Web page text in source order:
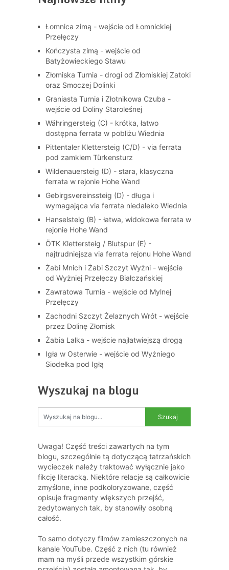
Łomnica zimą - wejście od Łomnickiej
Przełęczy
Kończysta zimą - wejście od
Batyżowieckiego Stawu
Złomiska Turnia - drogi od Złomiskiej Zatoki
oraz Smoczej Dolinki
Graniasta Turnia i Złotnikowa Czuba -
wejście od Doliny Staroleśnej
Währingersteig (C) - krótka, łatwo
dostępna ferrata w pobliżu Wiednia
Pittentaler Klettersteig (C/D) - via ferrata
pod zamkiem Türkensturz
Wildenauersteig (D) - stara, klasyczna
ferrata w rejonie Hohe Wand
Gebirgsvereinssteig (D) - długa i
wymagająca via ferrata niedaleko Wiednia
Hanselsteig (B) - łatwa, widokowa ferrata w
rejonie Hohe Wand
ÖTK Klettersteig / Blutspur (E) -
najtrudniejsza via ferrata rejonu Hohe Wand
Żabi Mnich i Żabi Szczyt Wyżni - wejście
od Wyżniej Przełęczy Białczańskiej
Zawratowa Turnia - wejście od Mylnej
Przełęczy
Zachodni Szczyt Żelaznych Wrót - wejście
przez Dolinę Złomisk
Żabia Lalka - wejście najłatwiejszą drogą
Igła w Osterwie - wejście od Wyżniego
Siodełka pod Igłą
Wyszukaj na blogu
Uwaga! Część treści zawartych na tym
blogu, szczególnie tą dotyczącą tatrzańskich
wycieczek należy traktować wyłącznie jako
fikcję literacką. Niektóre relacje są całkowicie
zmyślone, inne podkoloryzowane, część
opisuje fragmenty większych przejść,
zedytowanych tak, by stanowiły osobną
całość.
To samo dotyczy filmów zamieszczonych na
kanale YouTube. Część z nich (tu również
mam na myśli przede wszystkim górskie